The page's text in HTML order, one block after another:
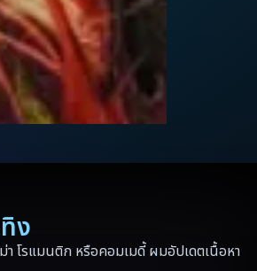
ง
า โรแมนติก หรือคอมเมดี้ ผมอัปเดตเนื้อหา